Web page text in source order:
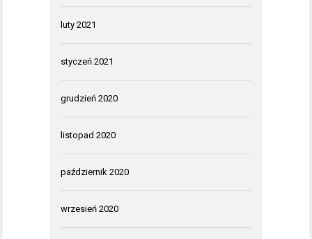
luty 2021
styczeń 2021
grudzień 2020
listopad 2020
październik 2020
wrzesień 2020